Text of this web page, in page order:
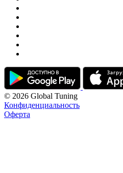
© 2026 Global Tuning
Конфиденциальность
Оферта